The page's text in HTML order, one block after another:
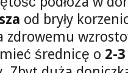
od bryły
zdrowemu
średnicę o 2-